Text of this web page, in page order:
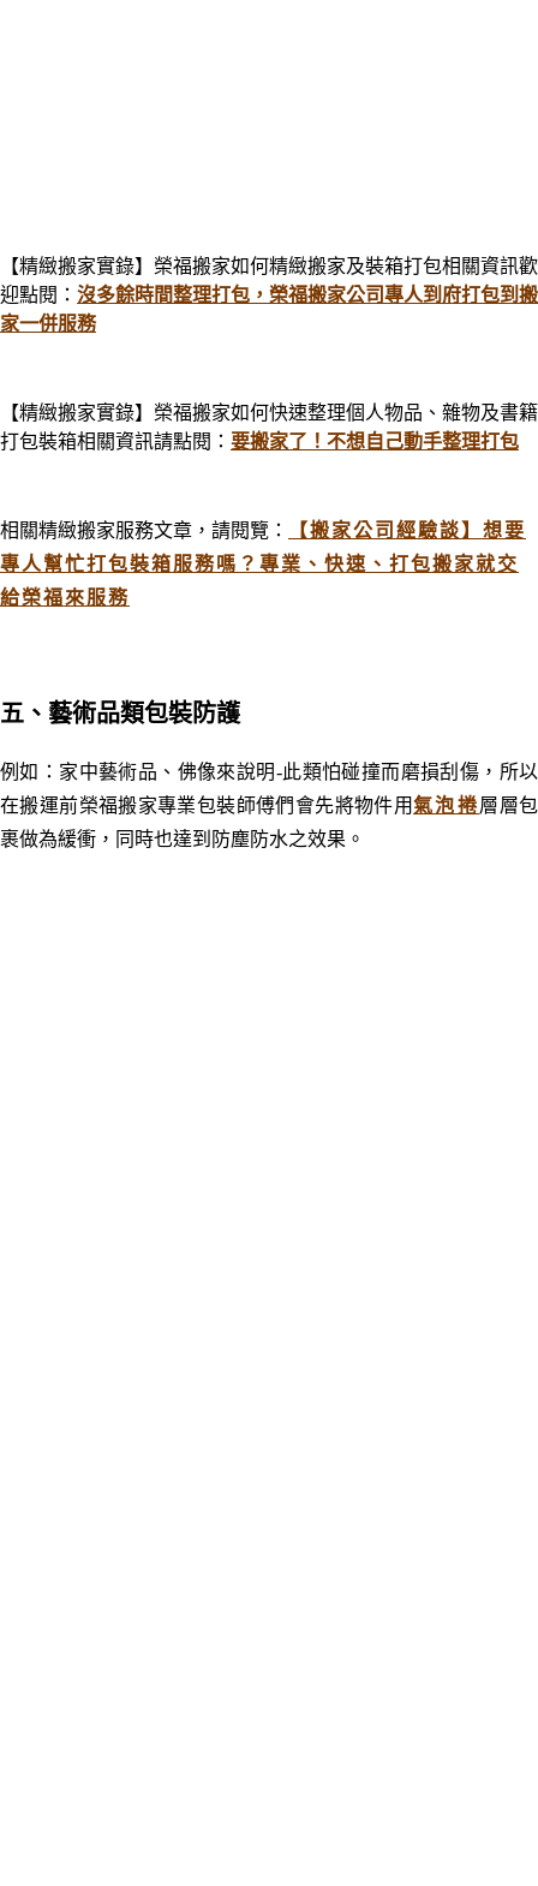
【精緻搬家實錄】榮福搬家如何精緻搬家及裝箱打包相關資訊歡
迎點閱： 沒多餘時間整理打包，榮福搬家公司專人到府打包到搬
家一併服務
【精緻搬家實錄】榮福搬家如何快速整理個人物品、雜物及書籍
打包裝箱相關資訊請點閱： 要搬家了！不想自己動手整理打包
相關精緻搬家服務文章，請閱覽：
【搬家公司經驗談】想要
專人幫忙打包裝箱服務嗎？專業、快速、打包搬家就交
給榮福來服務
五 、 藝術品類包裝防護
例如： 家中藝術品、佛像來說明-此類怕碰撞而磨損刮傷，所以
在搬運前榮福搬家專業包裝師傅們會先將物件用氣泡捲層層包
裹做為緩衝，同時也達到防塵防水之效果。